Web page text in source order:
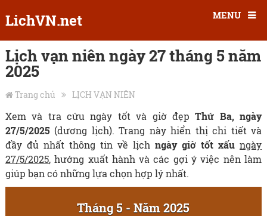
LichVN.net MENU
Lịch vạn niên ngày 27 tháng 5 năm
2025
Trang chủ LỊCH VẠN NIÊN
Xem và tra cứu ngày tốt và giờ đẹpThứ Ba, ngày
27/5/2025 (dương lịch). Trang này hiển thị chi tiết và
đầy đủ nhất thông tin về lịchngày giờ tốt xấu ngày
27/5/2025, hướng xuất hành và các gợi ý việc nên làm
giúp bạn có những lựa chọn hợp lý nhất.
Tháng 5 - Năm 2025